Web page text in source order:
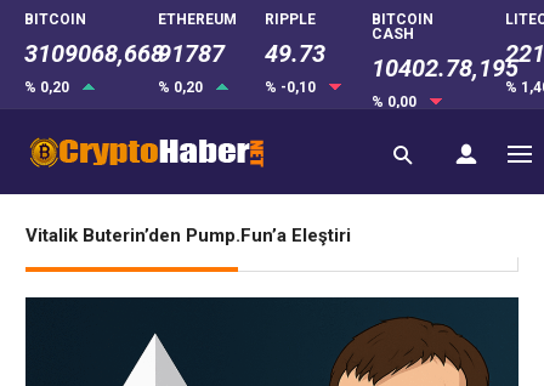
BITCOIN
3109068,668
% 0,20
ETHEREUM
91787
% 0,20
RIPPLE
49.73
% -0,10
BITCOIN
CASH
10402.78,195
% 0,00
%
Vitalik Buterin’den Pump.Fun’a Eleştiri